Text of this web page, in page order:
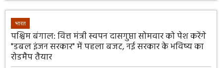
भारत
पश्चिम बंगाल: वित्त मंत्री स्वपन दासगुप्ता सोमवार को पेश करेंगे
"डबल इंजन सरकार" में पहला बजट, नई सरकार के भविष्य का
रोडमैप तैयार